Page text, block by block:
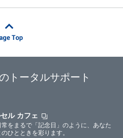
トータルサポート
ル カフェ
をまるで「記念日」のように、あなた
ひとときを彩ります。